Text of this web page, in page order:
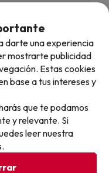
darte una experiencia
mostrarte publicidad
Estas cookies
base a tus intereses y
que te podamos
y relevante. Si
leer nuestra